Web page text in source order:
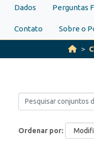
Dados Perguntas
Contato Sobre o
Ordenar por